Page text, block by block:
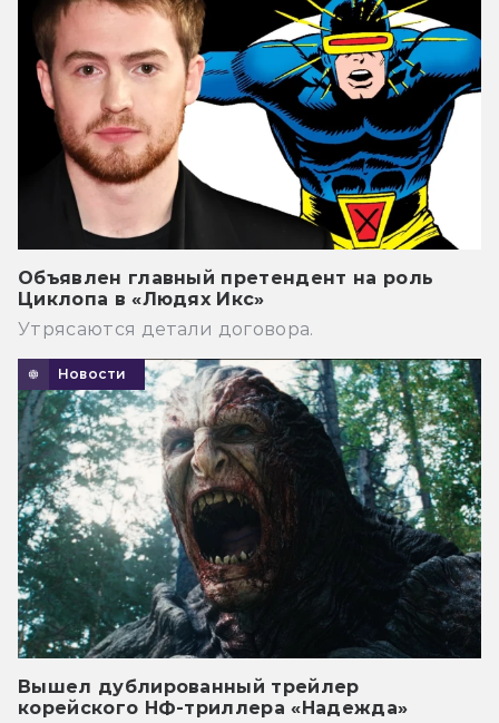
Объявлен главный претендент на роль
Циклопа в «Людях Икс»
Утрясаются детали договора.
Новости
Вышел дублированный трейлер
корейского НФ-триллера «Надежда»